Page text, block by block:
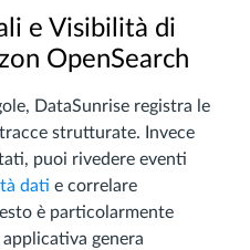
e Visibilità di
OpenSearch
DataSunrise registra le
strutturate. Invece
puoi rivedere eventi
dati e correlare
è particolarmente
genera